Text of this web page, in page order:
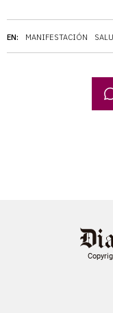
EN: MANIFESTACIÓN